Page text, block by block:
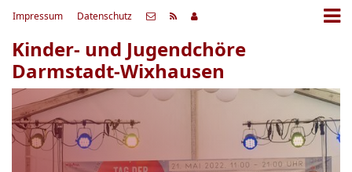
Impressum Datenschutz
Kinder- und Jugendchöre
Darmstadt-Wixhausen